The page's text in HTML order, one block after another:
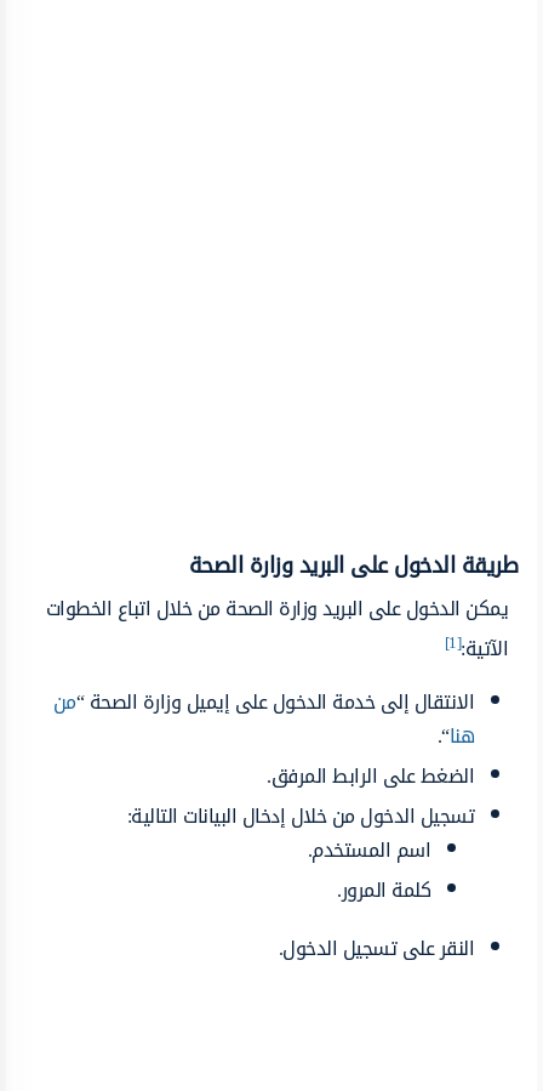
طريقة الدخول على البريد وزارة الصحة
يمكن الدخول على البريد وزارة الصحة من خلال اتباع الخطوات
الآتية:[1]
الانتقال إلى خدمة الدخول على إيميل وزارة الصحة “من
هنا“.
الضغط على الرابط المرفق.
تسجيل الدخول من خلال إدخال البيانات التالية:
اسم المستخدم.
كلمة المرور.
النقر على تسجيل الدخول.